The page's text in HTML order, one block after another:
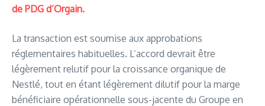
de PDG d’Orgain.
La transaction est soumise aux approbations
réglementaires habituelles. L’accord devrait être
légèrement relutif pour la croissance organique de
Nestlé, tout en étant légèrement dilutif pour la marge
bénéficiaire opérationnelle sous-jacente du Groupe en